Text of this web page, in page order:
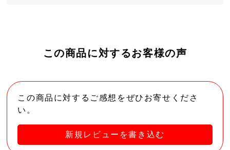
この商品に対するお客様の声
この商品に対するご感想をぜひお寄せくださ
い。
新規レビューを書き込む